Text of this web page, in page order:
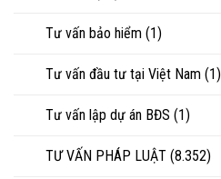
Tư vấn bảo hiểm (1)
Tư vấn đầu tư tại Việt Nam (1)
Tư vấn lập dự án BĐS (1)
TƯ VẤN PHÁP LUẬT (8.352)